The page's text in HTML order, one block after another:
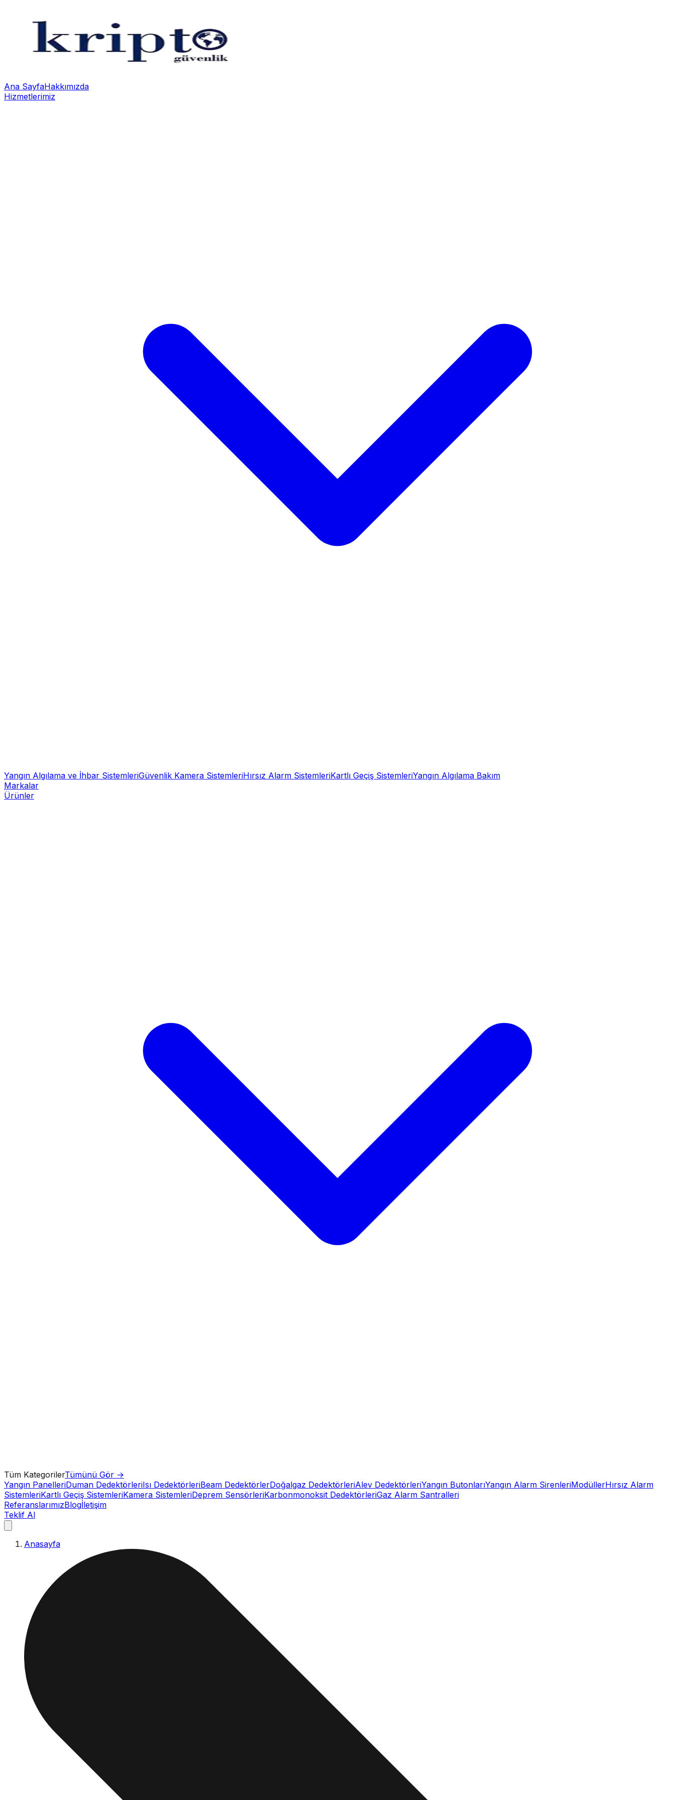
Ana SayfaHakkımızda
Hizmetlerimiz
Yangın Algılama ve İhbar SistemleriGüvenlik Kamera SistemleriHırsız Alarm SistemleriKartlı Geçiş SistemleriYangın Algılama Bakım
Markalar
Ürünler
Tüm KategorilerTümünü Gör →
Yangın PanelleriDuman DedektörleriIsı DedektörleriBeam DedektörlerDoğalgaz DedektörleriAlev DedektörleriYangın ButonlarıYangın Alarm SirenleriModüllerHırsız Alarm
SistemleriKartlı Geçiş SistemleriKamera SistemleriDeprem SensörleriKarbonmonoksit DedektörleriGaz Alarm Santralleri
ReferanslarımızBlogİletişim
Teklif Al
Anasayfa